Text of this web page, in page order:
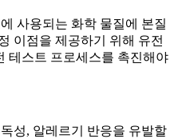
사용되는 화학 물질에 본질
이점을 제공하기 위해 유전
테스트 프로세스를 촉진해야
성, 알레르기 반응을 유발할